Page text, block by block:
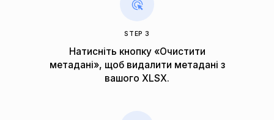
STEP 3
Натисніть кнопку «Очистити
метадані», щоб видалити метадані з
вашого XLSX.